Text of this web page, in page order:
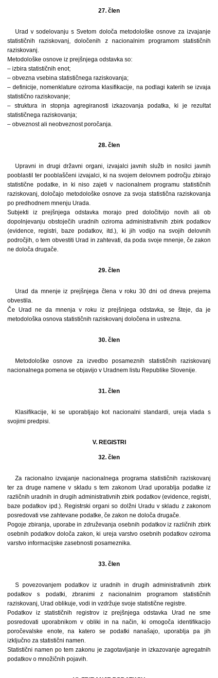
27. člen
Urad v sodelovanju s Svetom določa metodološke osnove za izvajanje
statističnih raziskovanj, določenih z nacionalnim programom statističnih
raziskovanj.
Metodološke osnove iz prejšnjega odstavka so:
– izbira statističnih enot;
– obvezna vsebina statističnega raziskovanja;
– definicije, nomenklature oziroma klasifikacije, na podlagi katerih se izvaja
statistično raziskovanje;
– struktura in stopnja agregiranosti izkazovanja podatka, ki je rezultat
statističnega raziskovanja;
– obveznost ali neobveznost poročanja.
28. člen
Upravni in drugi državni organi, izvajalci javnih služb in nosilci javnih
pooblastil ter pooblaščeni izvajalci, ki na svojem delovnem področju zbirajo
statistične podatke, in ki niso zajeti v nacionalnem programu statističnih
raziskovanj, določajo metodološke osnove za svoja statistična raziskovanja
po predhodnem mnenju Urada.
Subjekti iz prejšnjega odstavka morajo pred določitvijo novih ali ob
dopolnjevanju obstoječih uradnih oziroma administrativnih zbirk podatkov
(evidence, registri, baze podatkov, itd.), ki jih vodijo na svojih delovnih
področjih, o tem obvestiti Urad in zahtevati, da poda svoje mnenje, če zakon
ne določa drugače.
29. člen
Urad da mnenje iz prejšnjega člena v roku 30 dni od dneva prejema
obvestila.
Če Urad ne da mnenja v roku iz prejšnjega odstavka, se šteje, da je
metodološka osnova statističnih raziskovanj določena in ustrezna.
30. člen
Metodološke osnove za izvedbo posameznih statističnih raziskovanj
nacionalnega pomena se objavijo v Uradnem listu Republike Slovenije.
31. člen
Klasifikacije, ki se uporabljajo kot nacionalni standardi, ureja vlada s
svojimi predpisi.
V. REGISTRI
32. člen
Za racionalno izvajanje nacionalnega programa statističnih raziskovanj
ter za druge namene v skladu s tem zakonom Urad uporablja podatke iz
različnih uradnih in drugih administrativnih zbirk podatkov (evidence, registri,
baze podatkov ipd.). Registrski organi so dolžni Uradu v skladu z zakonom
posredovati vse zahtevane podatke, če zakon ne določa drugače.
Pogoje zbiranja, uporabe in združevanja osebnih podatkov iz različnih zbirk
osebnih podatkov določa zakon, ki ureja varstvo osebnih podatkov oziroma
varstvo informacijske zasebnosti posameznika.
33. člen
S povezovanjem podatkov iz uradnih in drugih administrativnih zbirk
podatkov s podatki, zbranimi z nacionalnim programom statističnih
raziskovanj, Urad oblikuje, vodi in vzdržuje svoje statistične registre.
Podatkov iz statističnih registrov iz prejšnjega odstavka Urad ne sme
posredovati uporabnikom v obliki in na način, ki omogoča identifikacijo
poročevalske enote, na katero se podatki nanašajo, uporablja pa jih
izključno za statistični namen.
Statistični namen po tem zakonu je zagotavljanje in izkazovanje agregatnih
podatkov o množičnih pojavih.